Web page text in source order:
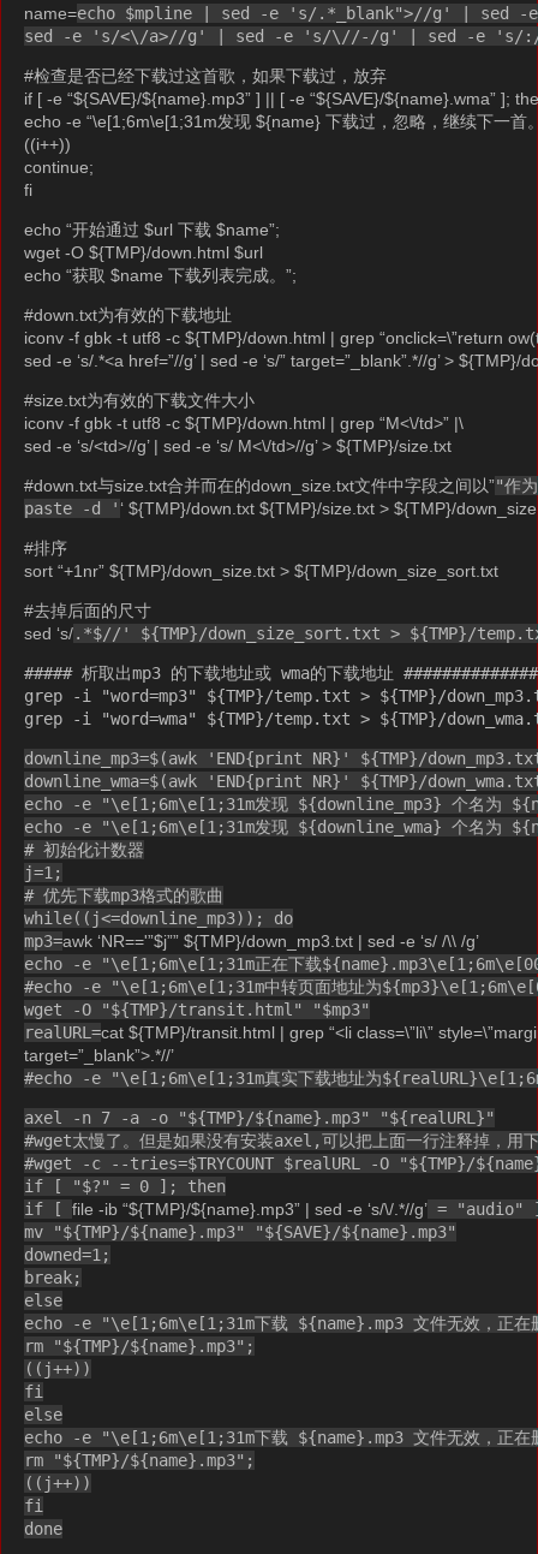
name=echo $mpline | sed -e 's/.*_blank">//g' | sed
sed -e 's/<\/a>//g' | sed -e 's/\//-/g' | sed -e
#检查是否已经下载过这首歌，如果下载过，放弃
if [ -e “${SAVE}/${name}.mp3” ] || [ -e “${SAVE}/${name}.wma” ];
echo -e “\e[1;6m\e[1;31m发现 ${name} 下载过，忽略，继续下一首
((i++))
continue;
fi
echo “开始通过 $url 下载 $name”;
wget -O ${TMP}/down.html $url
echo “获取 $name 下载列表完成。”;
#down.txt为有效的下载地址
iconv -f gbk -t utf8 -c ${TMP}/down.html | grep “onclick=\”return
sed -e ‘s/.*<a href=”//g’ | sed -e ‘s/” target=”_blank”.*//g’ > ${TMP}/
#size.txt为有效的下载文件大小
iconv -f gbk -t utf8 -c ${TMP}/down.html | grep “M<\/td>” |\
sed -e ‘s/<td>//g’ | sed -e ‘s/ M<\/td>//g’ > ${TMP}/size.txt
#down.txt与size.txt合并而在的down_size.txt文件中字段之间以”"作
paste -d ' ‘ ${TMP}/down.txt ${TMP}/size.txt > ${TMP}/
#排序
sort “+1nr” ${TMP}/down_size.txt > ${TMP}/down_size_sort.txt
#去掉后面的尺寸
sed ‘s/.*$//' ${TMP}/down_size_sort.txt > ${TMP}/
##### 析取出mp3 的下载地址或 wma的下载地址 ##############
grep -i "word=mp3" ${TMP}/temp.txt > ${TMP}/
grep -i "word=wma" ${TMP}/temp.txt > ${TMP}/
downline_mp3=$(awk 'END{print NR}' ${TMP}/
downline_wma=$(awk 'END{print NR}' ${TMP}/
echo -e "\e[1;6m\e[1;31m发现 ${downline_mp3} 个名为
echo -e "\e[1;6m\e[1;31m发现 ${downline_wma} 个名为
# 初始化计数器
j=1;
# 优先下载mp3格式的歌曲
while((j<=downline_mp3)); do
mp3=awk ‘NR=='”$j”” ${TMP}/down_mp3.txt | sed -e ‘s/ /\\ /g’
echo -e "\e[1;6m\e[1;31m正在下载
#echo -e "\e[1;6m\e[1;31m中转页面地址为
wget -O "${TMP}/transit.html" "$mp3"
realURL=cat ${TMP}/transit.html | grep “<li class=\”li\”
target=”_blank”>.*//’
#echo -e "\e[1;6m\e[1;31m真实下载地址为
axel -n 7 -a -o "${TMP}/${name}.mp3" "${realURL}"
#wget太慢了。但是如果没有安装axel,可以把上面一行注释掉，用
#wget -c --tries=$TRYCOUNT $realURL -O "${TMP}/
if [ "$?" = 0 ]; then
if [file -ib “${TMP}/${name}.mp3” | sed -e ‘s/\/.*//g’ = "audio"
mv "${TMP}/${name}.mp3" "${SAVE}/${name}.mp3"
downed=1;
break;
else
echo -e "\e[1;6m\e[1;31m下载 ${name}.mp3 文件无效，正在
rm "${TMP}/${name}.mp3";
((j++))
fi
else
echo -e "\e[1;6m\e[1;31m下载 ${name}.mp3 文件无效，正在
rm "${TMP}/${name}.mp3";
((j++))
fi
done